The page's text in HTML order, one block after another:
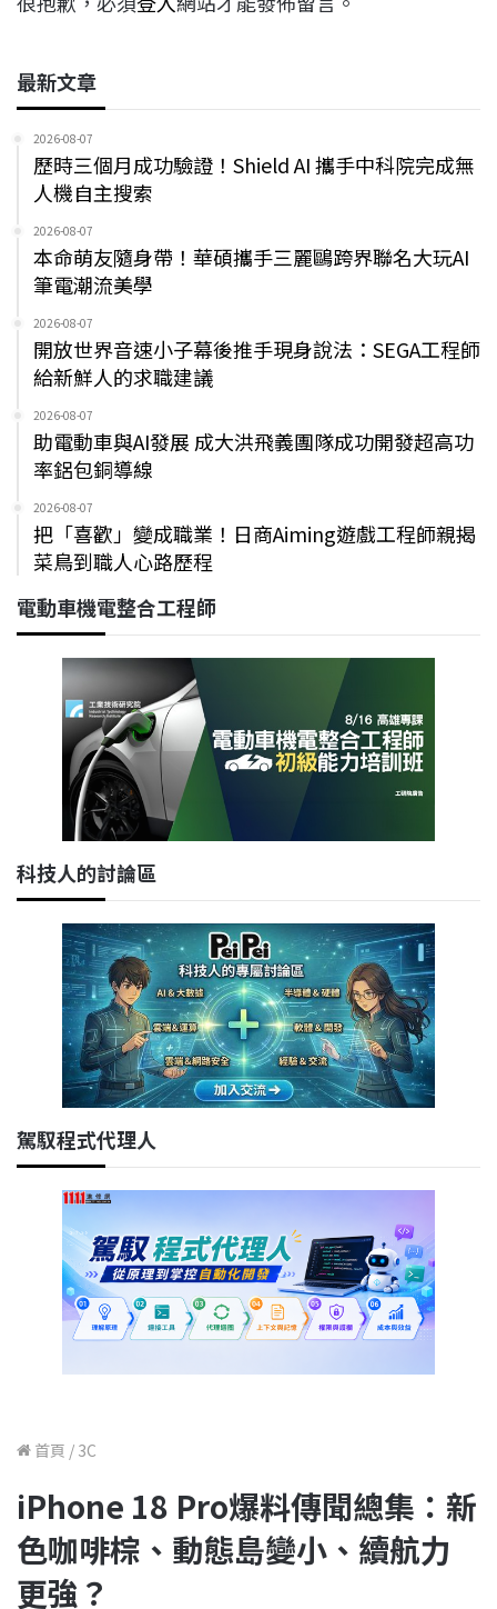
最新文章
2026-08-07
歷時三個月成功驗證！Shield AI 攜手中科院完成無
人機自主搜索
2026-08-07
本命萌友隨身帶！華碩攜手三麗鷗跨界聯名大玩AI
筆電潮流美學
2026-08-07
開放世界音速小子幕後推手現身說法：SEGA工程師
給新鮮人的求職建議
2026-08-07
助電動車與AI發展 成大洪飛義團隊成功開發超高功
率鋁包銅導線
2026-08-07
把「喜歡」變成職業！日商Aiming遊戲工程師親揭
菜鳥到職人心路歷程
電動車機電整合工程師
科技人的討論區
駕馭程式代理人